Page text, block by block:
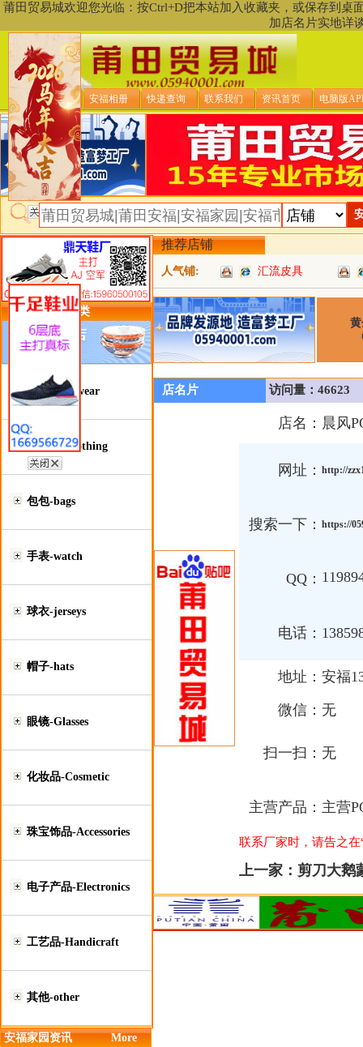
莆田贸易城欢迎您光临：按Ctrl+D把本站加入收藏夹，或保存到
加店名片实地详
贸易城首页 安福相册 快递查询 联系我们 资讯首页 电脑版
类目详细分类
鞋类-Footwear
服装类-Clothing
包包-bags
手表-watch
球衣-jerseys
帽子-hats
眼镜-Glasses
化妆品-Cosmetic
珠宝饰品-Accessories
电子产品-Electronics
工艺品-Handicraft
其他-other
安福家园资讯 More
推荐店铺
人气铺: 汇流皮具
店名片 访问量：46623
店名： 晨风
网址： http://
搜索一下： https://
QQ：
电话：
地址： 安福
微信： 无
扫一扫： 无
主营产品： 主营
联系厂家时，请告之
上一家： 剪刀大鹅